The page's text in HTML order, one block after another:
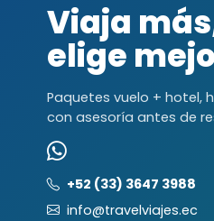
Viaja
elige
Paquetes vuelo + hotel,
con asesoría antes de
+52 (33) 3647 3988
info@travelviajes.ec